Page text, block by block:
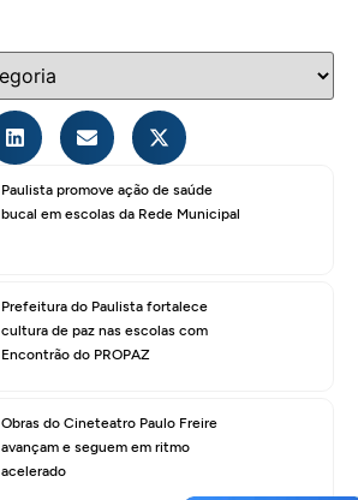
Paulista promove ação de saúde
bucal em escolas da Rede Municipal
Prefeitura do Paulista fortalece
cultura de paz nas escolas com
Encontrão do PROPAZ
Obras do Cineteatro Paulo Freire
avançam e seguem em ritmo
acelerado